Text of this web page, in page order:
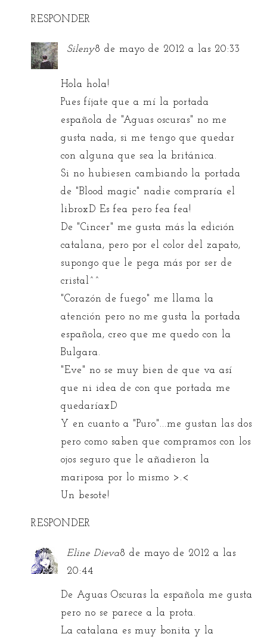
RESPONDER
Sileny8 de mayo de 2012 a las 20:33
Hola hola!
Pues fíjate que a mí la portada
española de "Aguas oscuras" no me
gusta nada, si me tengo que quedar
con alguna que sea la británica.
Si no hubiesen cambiando la portada
de "Blood magic" nadie compraría el
libroxD Es fea pero fea fea!
De "Cincer" me gusta más la edición
catalana, pero por el color del zapato,
supongo que le pega más por ser de
cristal^^
"Corazón de fuego" me llama la
atención pero no me gusta la portada
española, creo que me quedo con la
Bulgara.
"Eve" no se muy bien de que va así
que ni idea de con que portada me
quedaríaxD
Y en cuanto a "Puro"...me gustan las dos
pero como saben que compramos con los
ojos seguro que le añadieron la
mariposa por lo mismo >.<
Un besote!
RESPONDER
Eline Dieva8 de mayo de 2012 a las
20:44
De Aguas Oscuras la española me gusta
pero no se parece a la prota.
La catalana es muy bonita y la